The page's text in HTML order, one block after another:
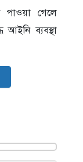
পাওয়া গেলে
আইনি ব্যবস্থা